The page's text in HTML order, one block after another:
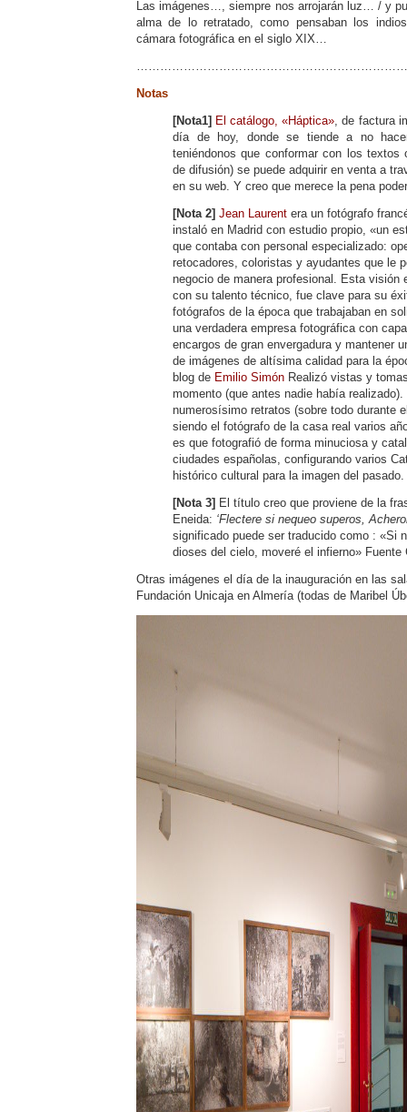
Las imágenes…, siempre nos arrojarán luz… / y
alma de lo retratado, como pensaban los
cámara fotográfica en el siglo XIX…
Notas
[Nota1] El catálogo, «Háptica» , de factura
día de hoy, donde se tiende a no
teniéndonos que conformar con los textos
de difusión) se puede adquirir en venta a
en su web. Y creo que merece la pena
[Nota 2] Jean Laurent era un fotógrafo
instaló en Madrid con estudio propio, «un
que contaba con personal especializado:
retocadores, coloristas y ayudantes que le
negocio de manera profesional. Esta visión
con su talento técnico, fue clave para su
fotógrafos de la época que trabajaban en
una verdadera empresa fotográfica con
encargos de gran envergadura y mantener
de imágenes de altísima calidad para la
blog de Emilio Simón Realizó vistas y
momento (que antes nadie había
numerosísimo retratos (sobre todo durante
siendo el fotógrafo de la casa real varios
es que fotografió de forma minuciosa y
ciudades españolas, configurando varios
histórico cultural para la imagen del pasado.
[Nota 3] El título creo que proviene de la
Eneida: ‘Flectere si nequeo superos,
significado puede ser traducido como : «Si
dioses del cielo, moveré el infierno» Fuente
Otras imágenes el día de la inauguración en las
Fundación Unicaja en Almería (todas de Maribel